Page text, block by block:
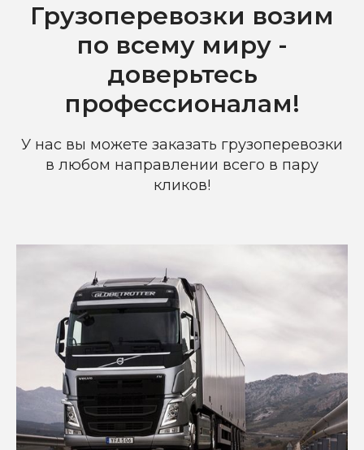
Грузоперевозки возим
по всему миру -
доверьтесь
профессионалам!
У нас вы можете заказать грузоперевозки
в любом направлении всего в пару
кликов!